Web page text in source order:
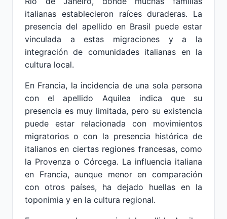
italianas establecieron raíces duraderas. La
presencia del apellido en Brasil puede estar
vinculada a estas migraciones y a la
integración de comunidades italianas en la
cultura local.
En Francia, la incidencia de una sola persona
con el apellido Aquilea indica que su
presencia es muy limitada, pero su existencia
puede estar relacionada con movimientos
migratorios o con la presencia histórica de
italianos en ciertas regiones francesas, como
la Provenza o Córcega. La influencia italiana
en Francia, aunque menor en comparación
con otros países, ha dejado huellas en la
toponimia y en la cultura regional.